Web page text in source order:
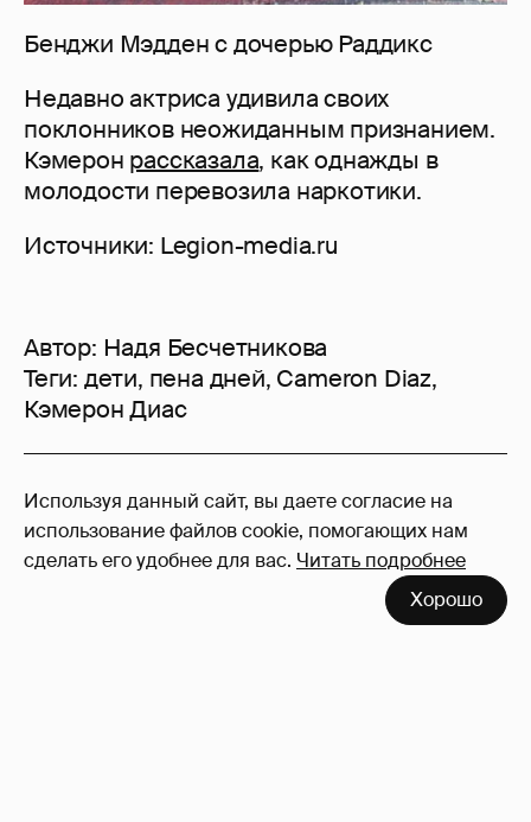
Используя данный сайт, вы даете согласие на
использование файлов cookie, помогающих нам
сделать его удобнее для вас. Читать подробнее
Хорошо
Бенджи Мэдден с дочерью Раддикс
Недавно актриса удивила своих
поклонников неожиданным признанием.
Кэмерон рассказала, как однажды в
молодости перевозила наркотики.
Источники: Legion-media.ru
Автор: Надя Бесчетникова
Теги: дети, пена дней, Cameron Diaz,
Кэмерон Диас
33
Войдите в аккаунт, чтобы читать и
оставлять комментарии